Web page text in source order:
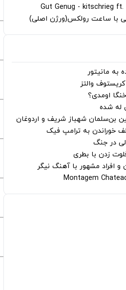
با ساعت رولکس(ورژن اصلی)
به مانیتور
والتز
اومدی؟
له شده
بن‌سلمان شهباز شریف و اردوغان
خوراندن به ترامپ فیک
در جنگ
زدن با بطری
افراد مشهور با آهنگ نیگر